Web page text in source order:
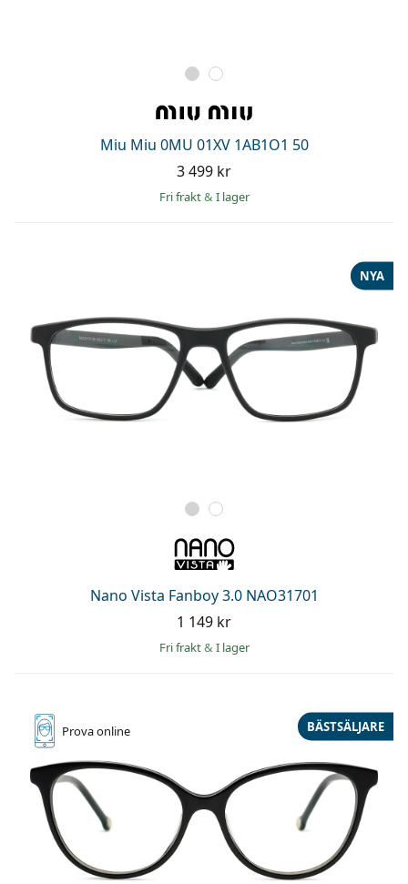
Miu Miu 0MU 01XV 1AB1O1 50
3 499 kr
Fri frakt& I lager
Nano Vista Fanboy 3.0 NAO31701
NYA
1 149 kr
Fri frakt& I lager
Prova online BÄSTSÄLJARE